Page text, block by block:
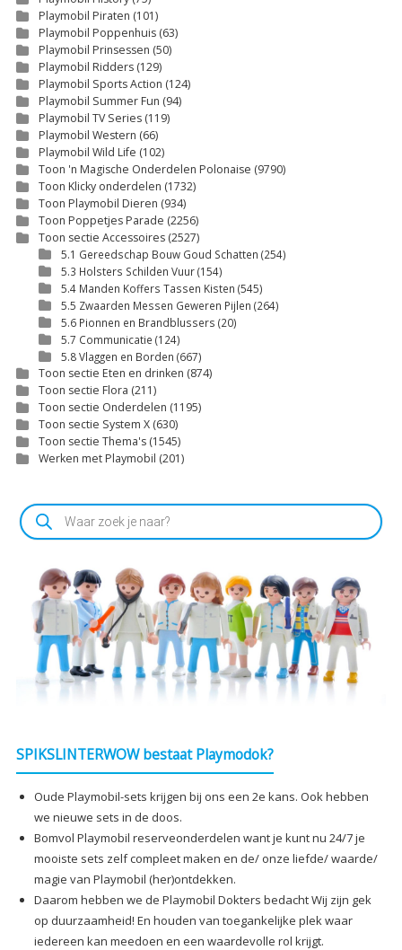
Playmobil Piraten (101)
Playmobil Poppenhuis (63)
Playmobil Prinsessen (50)
Playmobil Ridders (129)
Playmobil Sports Action (124)
Playmobil Summer Fun (94)
Playmobil TV Series (119)
Playmobil Western (66)
Playmobil Wild Life (102)
Toon 'n Magische Onderdelen Polonaise (9790)
Toon Klicky onderdelen (1732)
Toon Playmobil Dieren (934)
Toon Poppetjes Parade (2256)
Toon sectie Accessoires (2527)
5.1 Gereedschap Bouw Goud Schatten (254)
5.3 Holsters Schilden Vuur(154)
5.4 Manden Koffers Tassen Kisten (545)
5.5 Zwaarden Messen Geweren Pijlen (264)
5.6 Pionnen en Brandblussers (20)
5.7 Communicatie (124)
5.8 Vlaggen en Borden (667)
Toon sectie Eten en drinken (874)
Toon sectie Flora (211)
Toon sectie Onderdelen (1195)
Toon sectie System X (630)
Toon sectie Thema's (1545)
Werken met Playmobil (201)
Producten
zoeken
SPIKSLINTERWOW bestaat Playmodok?
Oude Playmobil-sets krijgen bij ons een 2e kans. Ook hebben
we nieuwe sets in de doos.
Bomvol Playmobil reserveonderdelen want je kunt nu 24/7 je
mooiste sets zelf compleet maken en de/ onze liefde/ waarde/
magie van Playmobil (her)ontdekken.
Daarom hebben we de Playmobil Dokters bedacht Wij zijn gek
op duurzaamheid! En houden van toegankelijke plek waar
iedereen kan meedoen en een waardevolle rol krijgt.